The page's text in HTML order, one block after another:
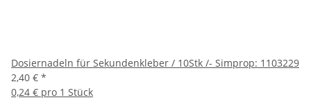
Dosiernadeln für Sekundenkleber / 10Stk /- Simprop: 1103229
2,40 € *
0,24 € pro 1 Stück